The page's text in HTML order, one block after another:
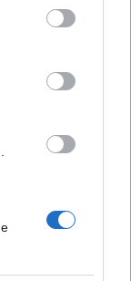
may click to
party tags to
below Google
helyett a
feltenni. A
értelem
kell
hanem
és elfogadjuk.
érzünk,
ezek
ennél